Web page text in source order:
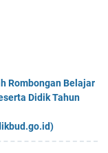
Rombongan Belajar
Didik Tahun